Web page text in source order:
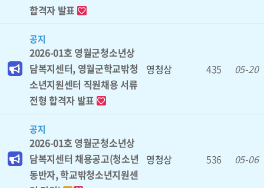
합격자 발표
공지
2026-01호 영월군청소년상
담복지센터, 영월군학교밖청
소년지원센터 직원채용 서류
전형 합격자 발표
영청상 435 05-20
공지
2026-01호 영월군청소년상
담복지센터 채용공고(청소년
동반자, 학교밖청소년지원센
영청상 536 05-06